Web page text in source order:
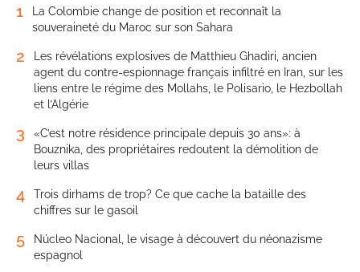
1
La Colombie change de position et reconnaît la
souveraineté du Maroc sur son Sahara
2
Les révélations explosives de Matthieu Ghadiri, ancien
agent du contre-espionnage français infiltré en Iran, sur les
liens entre le régime des Mollahs, le Polisario, le Hezbollah
et l’Algérie
3
«C’est notre résidence principale depuis 30 ans»: à
Bouznika, des propriétaires redoutent la démolition de
leurs villas
4
Trois dirhams de trop? Ce que cache la bataille des
chiffres sur le gasoil
5
Núcleo Nacional, le visage à découvert du néonazisme
espagnol